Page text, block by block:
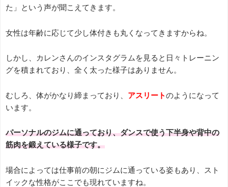
た」という声が聞こえてきます。
女性は年齢に応じて少し体付きも丸くなってきますからね。
しかし、カレンさんのインスタグラムを見ると日々トレーニン
グを積まれており、全く太った様子はありません。
むしろ、体がかなり締まっており、 アスリート のようになって
います。
パーソナルのジムに通っており、ダンスで使う下半身や背中の
筋肉を鍛えている様子です。
場合によっては仕事前の朝にジムに通っている姿もあり、スト
イックな性格がここでも現れていますね。